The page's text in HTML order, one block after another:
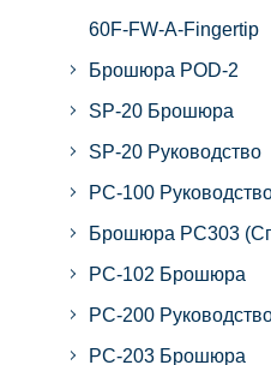
60F-FW-A-Fingertip
Брошюра POD-2
SP-20 Брошюра
SP-20 Руководство
PC-100
Брошюра PC303
PC-102 Брошюра
PC-200
PC-203 Брошюра